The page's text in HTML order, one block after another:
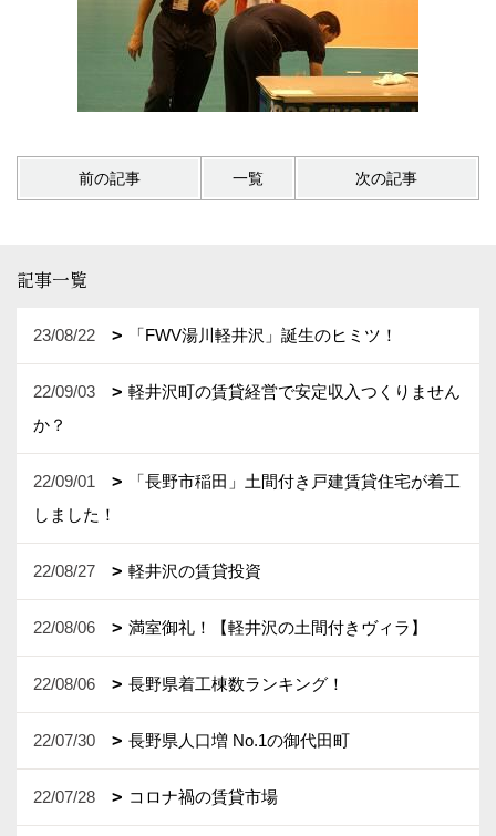
前の記事 一覧 次の記事
記事一覧
23/08/22 「FWV湯川軽井沢」誕生のヒミツ！
22/09/03
軽井沢町の賃貸経営で安定収入つくりません
か？
22/09/01
「長野市稲田」土間付き戸建賃貸住宅が着工
しました！
22/08/27 軽井沢の賃貸投資
22/08/06 満室御礼！【軽井沢の土間付きヴィラ】
22/08/06 長野県着工棟数ランキング！
22/07/30 長野県人口増 No.1の御代田町
22/07/28 コロナ禍の賃貸市場